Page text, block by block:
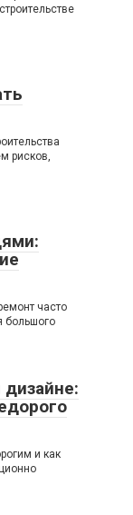
рисков,
часто
большого
и как